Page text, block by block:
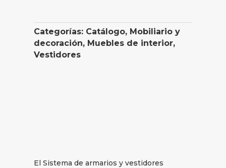
Categorías: Catálogo, Mobiliario y
decoración, Muebles de interior,
Vestidores
El Sistema de armarios y vestidores